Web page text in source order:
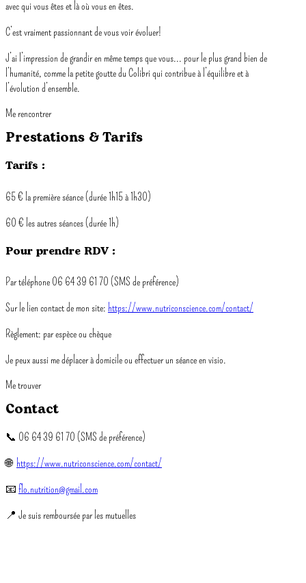
avec qui vous êtes et là où vous en êtes.
C’est vraiment passionnant de vous voir évoluer!
J’ai l’impression de grandir en même temps que vous... pour le plus grand bien de
l’humanité, comme la petite goutte du Colibri qui contribue à l’équilibre et à
l’évolution d’ensemble.
Me rencontrer
Prestations & Tarifs
Tarifs :
65 € la première séance (durée 1h15 à 1h30)
60 € les autres séances (durée 1h)
Pour prendre RDV :
Par téléphone 06 64 39 61 70 (SMS de préférence)
Sur le lien contact de mon site: https://www.nutriconscience.com/contact/
Règlement: par espèce ou chèque
Je peux aussi me déplacer à domicile ou effectuer un séance en visio.
Me trouver
Contact
📞 06 64 39 61 70 (SMS de préférence)
🌐 https://www.nutriconscience.com/contact/
📧 flo.nutrition@gmail.com
📍 Je suis remboursée par les mutuelles